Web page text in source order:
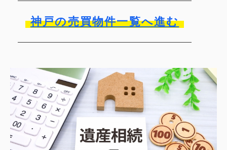
神戸の売買物件一覧へ進む